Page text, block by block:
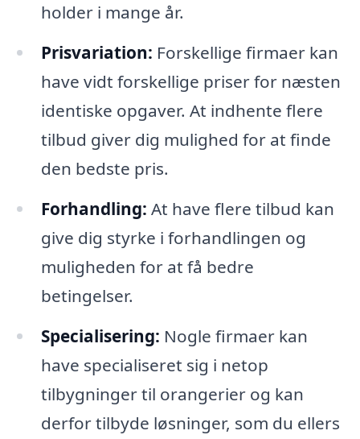
holder i mange år.
Prisvariation: Forskellige firmaer kan
have vidt forskellige priser for næsten
identiske opgaver. At indhente flere
tilbud giver dig mulighed for at finde
den bedste pris.
Forhandling: At have flere tilbud kan
give dig styrke i forhandlingen og
muligheden for at få bedre
betingelser.
Specialisering: Nogle firmaer kan
have specialiseret sig i netop
tilbygninger til orangerier og kan
derfor tilbyde løsninger, som du ellers